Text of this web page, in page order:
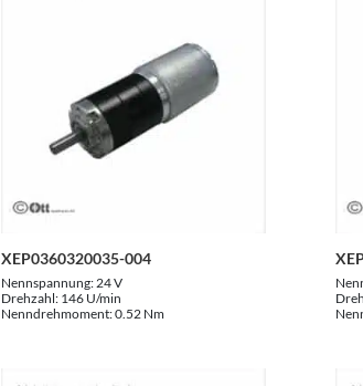
XEP0360320035-004
Nennspannung:24 V
Drehzahl: 146 U/min
Nenndrehmoment:0.52 Nm